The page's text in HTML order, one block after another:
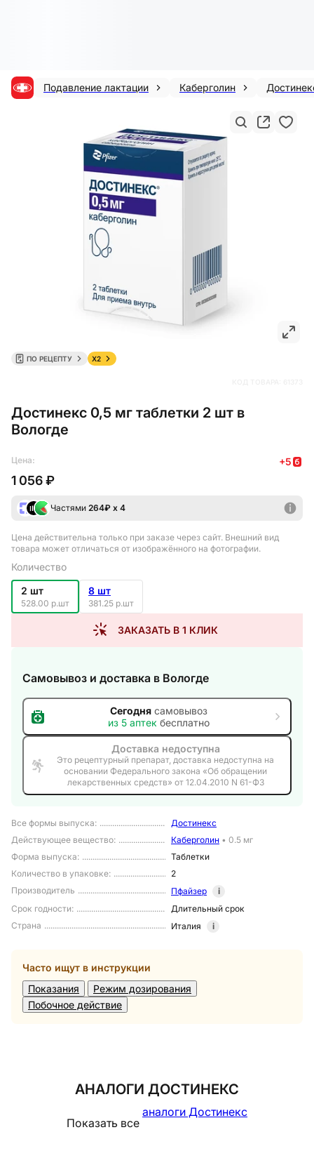
Подавление лактации Каберголин
Достинекс 0,5 мг таблетки 2 шт в
Вологде
ПО РЕЦЕПТУ X2
Все формы выпуска:
Достинекс
Действующее вещество: Каберголин • 0.5 мг
Форма выпуска:
Таблетки
Количество в упаковке:
2
Производитель
Пфайзер
i
Срок годности:
Длительный срок
Страна
Италия i
Часто ищут в инструкции
Показания
Режим дозирования
Побочное действие
Цена: +5
1 056 ₽
Частями 264₽ х 4
Цена действительна только при заказе через сайт. Внешний вид
товара может отличаться от изображённого на фотографии.
Количество
2 шт
528.00 р.шт
8 шт
381.25 р.шт
ЗАКАЗАТЬ В 1 КЛИК
Самовывоз и доставка в Вологде
Сегоднясамовывоз
из 5 аптек бесплатно
Доставка недоступна
Это рецептурный препарат, доставка недоступна на
основании Федерального закона «Об обращении
лекарственных средств» от 12.04.2010 N 61-ФЗ
АНАЛОГИ ДОСТИНЕКС
Показать все
аналоги Достинекс